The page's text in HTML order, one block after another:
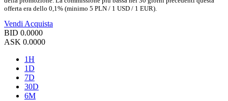
offerta era dello 0,1% (minimo 5 PLN / 1 USD / 1 EUR).
Vendi Acquista
BID 0.0000
ASK 0.0000
1H
1D
7D
30D
6M